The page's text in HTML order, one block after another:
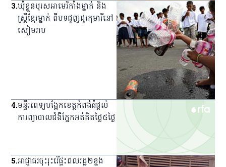
3.ឃុំ​ខ្លួន​បុរស​អាមេរិកាំង​ម្នាក់ និង​
ស្ត្រី​ខ្មែរ​ម្នាក់ ពី​បទ​ជួញ​ដូរ​កុមារី​នៅ​
សៀមរាប
4.មន្ទីរពេទ្យ​បង្អែក​ខេត្ត​កំពង់ធំ​ផ្ដល់​
ការ​ព្យាបាល​ជំងឺ​ភ្នែក​អត់​គិត​ថ្លៃ​៥​ថ្ងៃ
5.អាជ្ញាធរ​ចុះ​រុះរើ​ផ្ទះ​ពលរដ្ឋ​២​ខ្នង​